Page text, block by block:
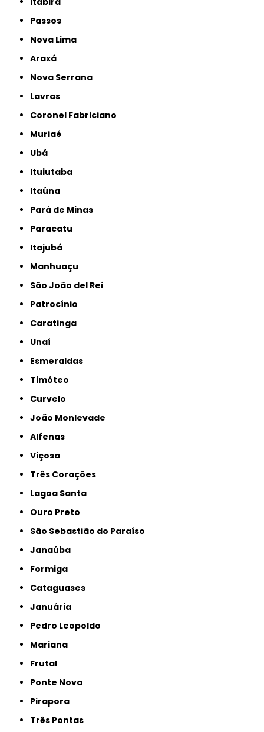
Passos
Nova Lima
Araxá
Nova Serrana
Lavras
Coronel Fabriciano
Muriaé
Ubá
Ituiutaba
Itaúna
Pará de Minas
Paracatu
Itajubá
Manhuaçu
São João del Rei
Patrocínio
Caratinga
Unaí
Esmeraldas
Timóteo
Curvelo
João Monlevade
Alfenas
Viçosa
Três Corações
Lagoa Santa
Ouro Preto
São Sebastião do Paraíso
Janaúba
Formiga
Cataguases
Januária
Pedro Leopoldo
Mariana
Frutal
Ponte Nova
Pirapora
Três Pontas